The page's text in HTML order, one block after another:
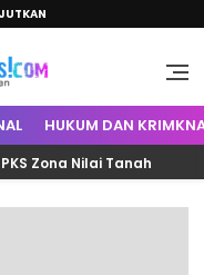
HUKUM DAN
Nilai Tanah